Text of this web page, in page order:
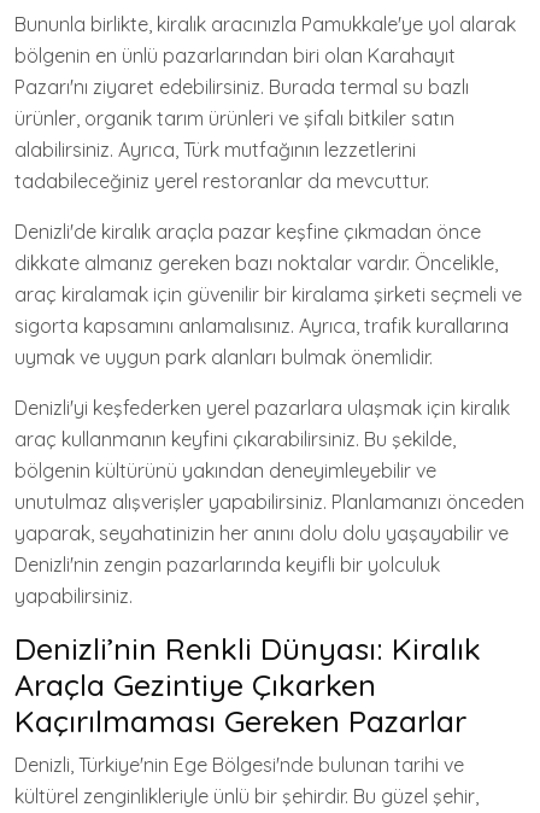
Bununla birlikte, kiralık aracınızla Pamukkale'ye yol alarak
bölgenin en ünlü pazarlarından biri olan Karahayıt
Pazarı'nı ziyaret edebilirsiniz. Burada termal su bazlı
ürünler, organik tarım ürünleri ve şifalı bitkiler satın
alabilirsiniz. Ayrıca, Türk mutfağının lezzetlerini
tadabileceğiniz yerel restoranlar da mevcuttur.
Denizli'de kiralık araçla pazar keşfine çıkmadan önce
dikkate almanız gereken bazı noktalar vardır. Öncelikle,
araç kiralamak için güvenilir bir kiralama şirketi seçmeli ve
sigorta kapsamını anlamalısınız. Ayrıca, trafik kurallarına
uymak ve uygun park alanları bulmak önemlidir.
Denizli'yi keşfederken yerel pazarlara ulaşmak için kiralık
araç kullanmanın keyfini çıkarabilirsiniz. Bu şekilde,
bölgenin kültürünü yakından deneyimleyebilir ve
unutulmaz alışverişler yapabilirsiniz. Planlamanızı önceden
yaparak, seyahatinizin her anını dolu dolu yaşayabilir ve
Denizli'nin zengin pazarlarında keyifli bir yolculuk
yapabilirsiniz.
Denizli’nin Renkli Dünyası: Kiralık
Araçla Gezintiye Çıkarken
Kaçırılmaması Gereken Pazarlar
Denizli, Türkiye'nin Ege Bölgesi'nde bulunan tarihi ve
kültürel zenginlikleriyle ünlü bir şehirdir. Bu güzel şehir,